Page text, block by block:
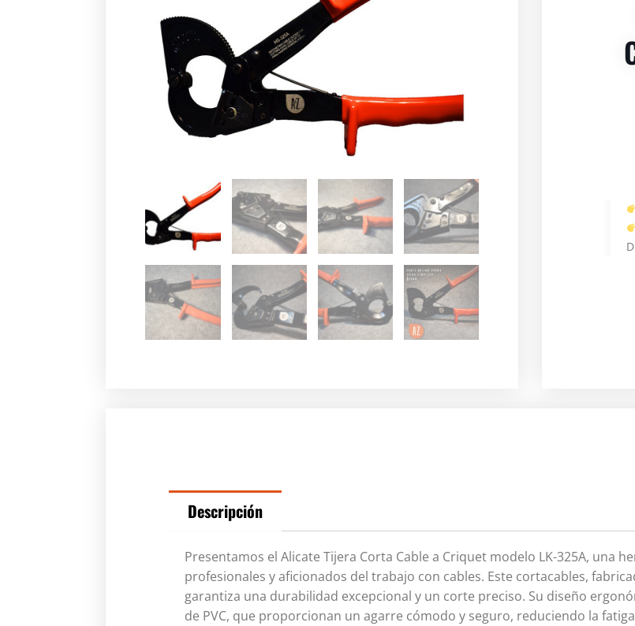
Descripción
Presentamos el Alicate Tijera Corta Cable a Criquet modelo LK-325A, una
profesionales y aficionados del trabajo con cables. Este cortacables,
garantiza una durabilidad excepcional y un corte preciso. Su diseño
de PVC, que proporcionan un agarre cómodo y seguro, reduciendo la